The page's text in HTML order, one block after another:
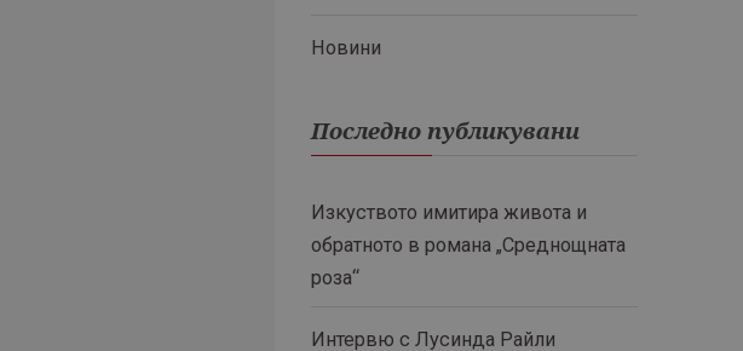
Новини
Последно публикувани
Изкуството имитира живота и
обратното в романа „Среднощната
роза“
Интервю с Лусинда Райли